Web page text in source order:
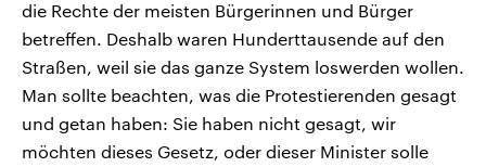
die Rechte der meisten Bürgerinnen und Bürger
betreffen. Deshalb waren Hunderttausende auf den
Straßen, weil sie das ganze System loswerden wollen.
Man sollte beachten, was die Protestierenden gesagt
und getan haben: Sie haben nicht gesagt, wir
möchten dieses Gesetz, oder dieser Minister solle